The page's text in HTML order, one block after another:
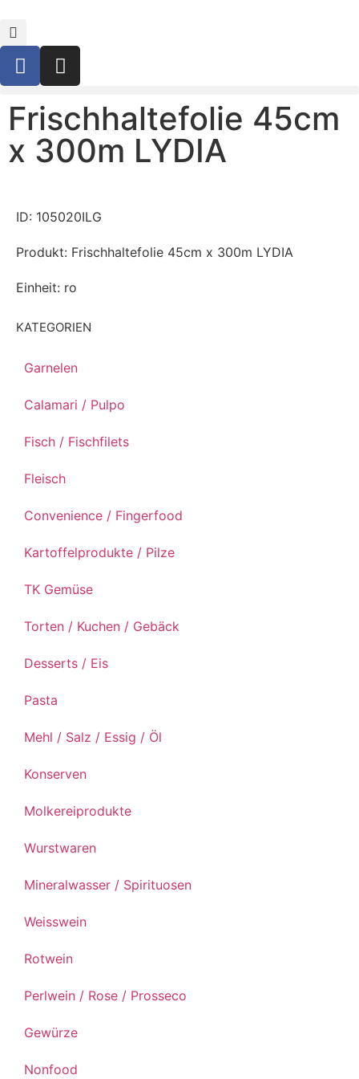
Frischhaltefolie 45cm
x 300m LYDIA
KATEGORIEN
Garnelen
Calamari / Pulpo
Fisch / Fischfilets
Fleisch
Convenience / Fingerfood
Kartoffelprodukte / Pilze
TK Gemüse
Torten / Kuchen / Gebäck
Desserts / Eis
Pasta
Mehl / Salz / Essig / Öl
Konserven
Molkereiprodukte
Wurstwaren
Mineralwasser / Spirituosen
Weisswein
Rotwein
Perlwein / Rose / Prosseco
Gewürze
Nonfood
ID: 105020ILG
Produkt: Frischhaltefolie 45cm x 300m LYDIA
Einheit: ro